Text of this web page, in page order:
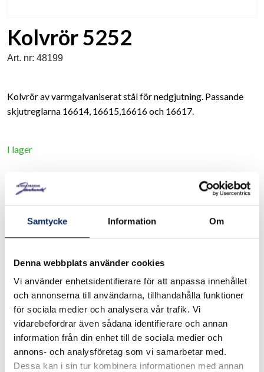
Samtycke Information Om
Denna webbplats använder cookies
Vi använder enhetsidentifierare för att anpassa innehållet
och annonserna till användarna, tillhandahålla funktioner
för sociala medier och analysera vår trafik. Vi
vidarebefordrar även sådana identifierare och annan
information från din enhet till de sociala medier och
annons- och analysföretag som vi samarbetar med.
Dessa kan i sin tur kombinera informationen med annan
Kolvrör 5252
Art. nr: 48199
Kolvrör av varmgalvaniserat stål för nedgjutning. Passande
skjutreglarna 16614, 16615,16616 och 16617.
I lager
Antal
77kr
Produktinformation
Rekommenderade produkter